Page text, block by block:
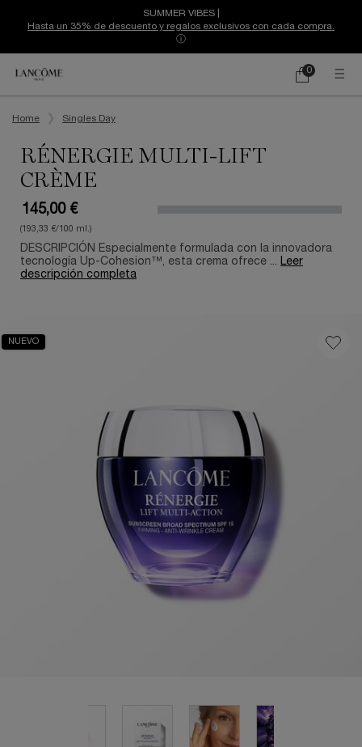
SUMMER VIBES |
Hasta un 35% de descuento y regalos exclusivos con cada compra.
ⓘ
Mi
0
0 producto
Home
Singles Day
RÉNERGIE MULTI-LIFT
CRÈME
145,00 €
(193,33 €/100 ml.)
DESCRIPCIÓN Especialmente formulada con la innovadora
tecnología Up-Cohesion™, esta crema ofrece ... Leer
descripción completa
NUEVO